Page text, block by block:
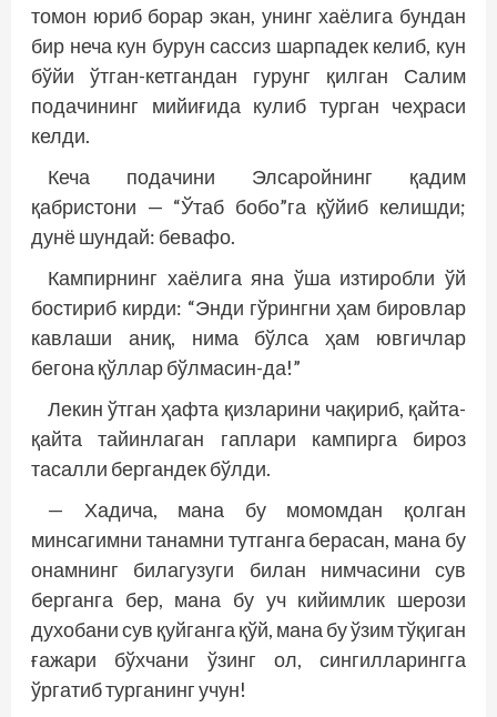
томон юриб борар экан, унинг хаёлига бундан
бир неча кун бурун сассиз шарпадек келиб, кун
бўйи ўтган-кетгандан гурунг қилган Салим
подачининг мийиғида кулиб турган чеҳраси
келди.
Кеча подачини Элсаройнинг қадим
қабристони — “Ўтаб бобо”га қўйиб келишди;
дунё шундай: бевафо.
Кампирнинг хаёлига яна ўша изтиробли ўй
бостириб кирди: “Энди гўрингни ҳам бировлар
кавлаши аниқ, нима бўлса ҳам ювгичлар
бегона қўллар бўлмасин-да!”
Лекин ўтган ҳафта қизларини чақириб, қайта-
қайта тайинлаган гаплари кампирга бироз
тасалли бергандек бўлди.
— Хадича, мана бу момомдан қолган
минсагимни танамни тутганга берасан, мана бу
онамнинг билагузуги билан нимчасини сув
берганга бер, мана бу уч кийимлик шерози
духобани сув қуйганга қўй, мана бу ўзим тўқиган
ғажари бўхчани ўзинг ол, сингилларингга
ўргатиб турганинг учун!